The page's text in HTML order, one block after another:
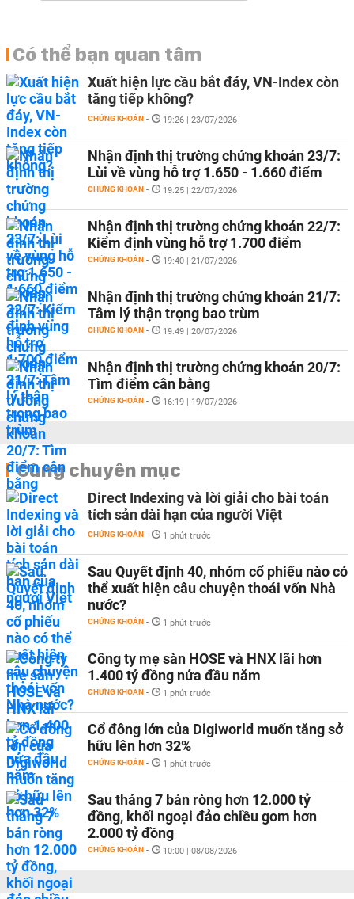
Có thể bạn quan tâm
Xuất hiện lực cầu bắt đáy, VN-Index còn
tăng tiếp không?
CHỨNG KHOÁN - 19:26 | 23/07/2026
Nhận định thị trường chứng khoán 23/7:
Lùi về vùng hỗ trợ 1.650 - 1.660 điểm
CHỨNG KHOÁN - 19:25 | 22/07/2026
Nhận định thị trường chứng khoán 22/7:
Kiểm định vùng hỗ trợ 1.700 điểm
CHỨNG KHOÁN - 19:40 | 21/07/2026
Nhận định thị trường chứng khoán 21/7:
Tâm lý thận trọng bao trùm
CHỨNG KHOÁN - 19:49 | 20/07/2026
Nhận định thị trường chứng khoán 20/7:
Tìm điểm cân bằng
CHỨNG KHOÁN - 16:19 | 19/07/2026
Cùng chuyên mục
Direct Indexing và lời giải cho bài toán
tích sản dài hạn của người Việt
CHỨNG KHOÁN - 1 phút trước
Sau Quyết định 40, nhóm cổ phiếu nào có
thể xuất hiện câu chuyện thoái vốn Nhà
nước?
CHỨNG KHOÁN - 1 phút trước
Công ty mẹ sàn HOSE và HNX lãi hơn
1.400 tỷ đồng nửa đầu năm
CHỨNG KHOÁN - 1 phút trước
Cổ đông lớn của Digiworld muốn tăng sở
hữu lên hơn 32%
CHỨNG KHOÁN - 1 phút trước
Sau tháng 7 bán ròng hơn 12.000 tỷ
đồng, khối ngoại đảo chiều gom hơn
2.000 tỷ đồng
CHỨNG KHOÁN - 10:00 | 08/08/2026